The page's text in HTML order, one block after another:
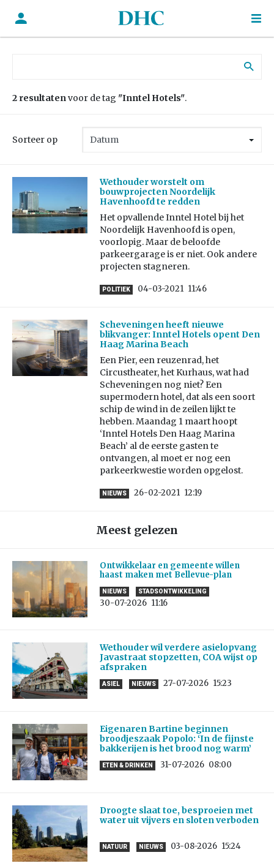
2 resultatenvoor de tag "Inntel Hotels".
Sorteer op
Wethouder worstelt om
bouwprojecten Noordelijk
Havenhoofd te redden
Het opvallende Inntel Hotel bij het
Noordelijk Havenhoofd is open,
voorlopig. Maar de beloofde
parkeergarage is er niet. Ook andere
projecten stagneren.
POLITIEK 04-03-2021 11:46
Scheveningen heeft nieuwe
blikvanger: Inntel Hotels opent Den
Haag Marina Beach
Een Pier, een reuzenrad, het
Circustheater, het Kurhaus, wat had
Scheveningen nog niet? Een
supermodern hotel, dat als een soort
schip de wind in de zeilen lijkt te
hebben. Maandag 1 maart hoopt
‘Inntel Hotels Den Haag Marina
Beach’ al de eerste gasten te
ontvangen, al moet er nog een
parkeerkwestie worden opgelost.
NIEUWS 26-02-2021 12:19
Meest gelezen
Ontwikkelaar en gemeente willen
haast maken met Bellevue-plan
NIEUWS STADSONTWIKKELING
30-07-2026 11:16
Wethouder wil verdere asielopvang
Javastraat stopzetten, COA wijst op
afspraken
ASIEL NIEUWS 27-07-2026 15:23
Eigenaren Bartine beginnen
broodjeszaak Popolo: ‘In de fijnste
bakkerijen is het brood nog warm’
ETEN & DRINKEN 31-07-2026 08:00
Droogte slaat toe, besproeien met
water uit vijvers en sloten verboden
NATUUR NIEUWS 03-08-2026 15:24